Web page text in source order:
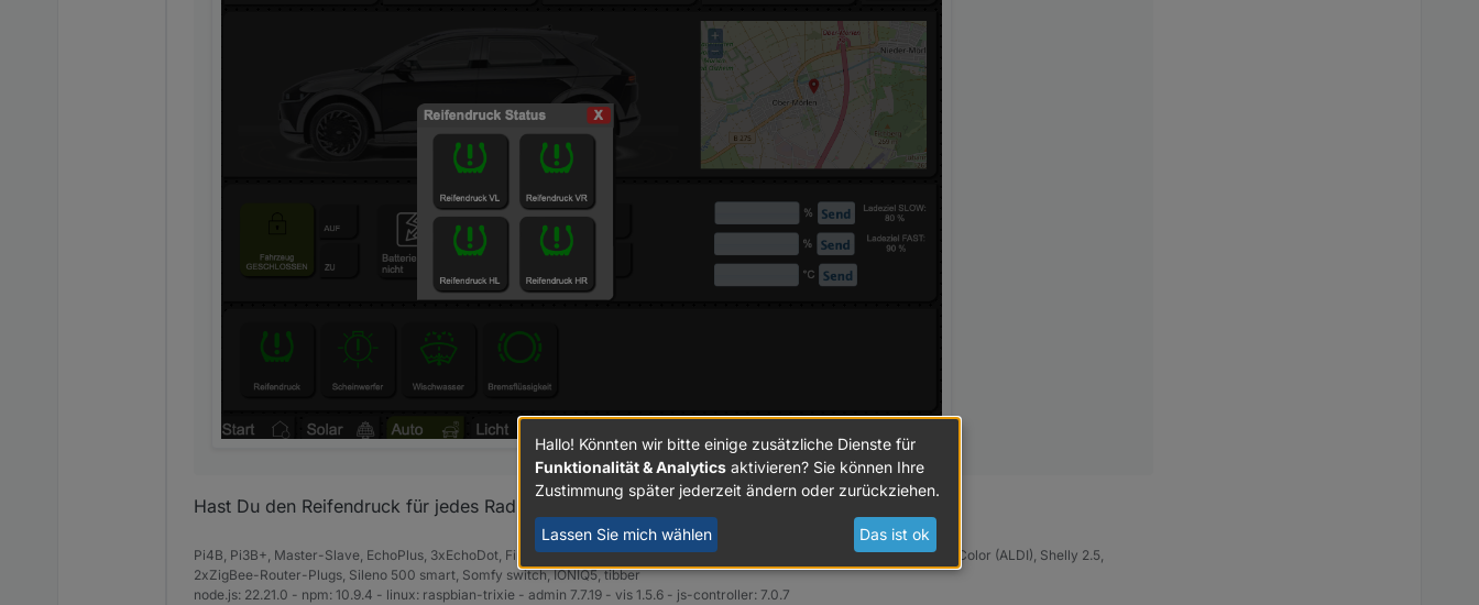
Hast Du den Reifendruck für jedes Rad in den Objekten? Ich nicht, nur tirePressureLampAll.
Pi4B, Pi3B+, Master-Slave, EchoPlus, 3xEchoDot, FireTVstick, Xiaomi Sensoren, Fritzbox, DECT200, HS100, ZBT-ExtendedColor (ALDI), Shelly 2.5,
2xZigBee-Router-Plugs, Sileno 500 smart, Somfy switch, IONIQ5, tibber
node.js: 22.21.0 - npm: 10.9.4 - linux: raspbian-trixie - admin 7.7.19 - vis 1.5.6 - js-controller: 7.0.7
Hallo! Könnten wir bitte einige zusätzliche Dienste für
Funktionalität & Analytics aktivieren? Sie können Ihre
Zustimmung später jederzeit ändern oder zurückziehen.
Lassen Sie mich wählen Das ist ok